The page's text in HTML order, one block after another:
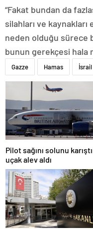
“Fakat bundan da
silahları ve
neden olduğu sürece
bunun gerekçesi hala
Gazze Hamas İsrail
Pilot sağını solunu
uçak alev aldı